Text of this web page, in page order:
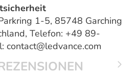
1-5, 85748 Garching
Telefon: +49 89-